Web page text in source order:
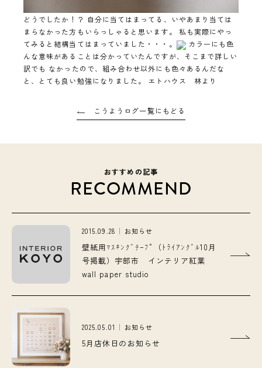
どうでしたか！？ 自分に当てはまってる、いやあまり当ては
まらなかった方もいらっしゃると思います。 私も実際にやっ
てみると結構当てはまっていました・・・。
カラーにも色
んな意味があることは分かっていたんですが、そこまで詳しい
訳でも なかったので、組み合わせ以外にも色々あるんだな
と、とても良い勉強になりました。 エトハウス 林より
こうようログ一覧にもどる
おすすめの記事
RECOMMEND
2015.09.28 お知らせ
壁紙用ﾏｽｷﾝｸﾞﾃｰﾌﾟ（ﾄﾗｲｱﾝｸﾞﾙ10月
号掲載）宇部市 インテリア紅葉
wall paper studio
2025.05.01 お知らせ
5月店休日のお知らせ